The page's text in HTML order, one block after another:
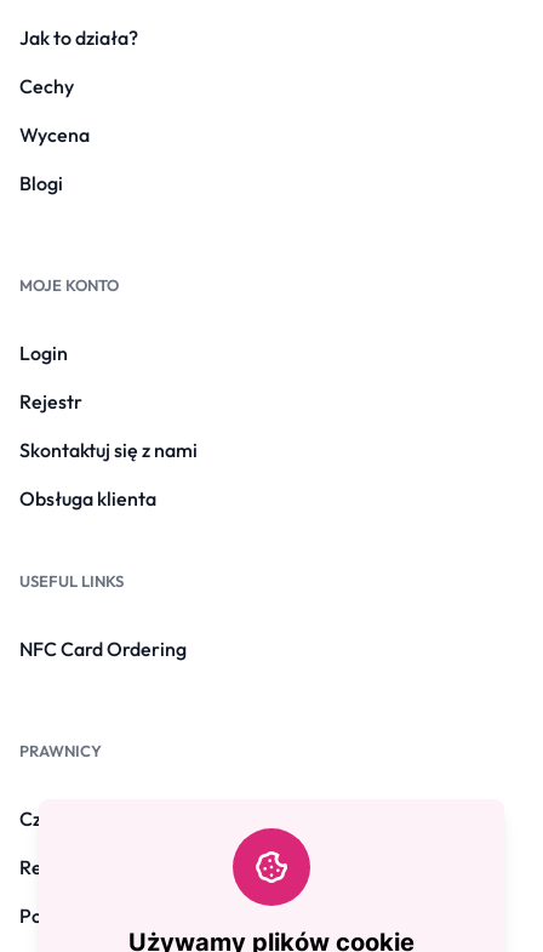
Używamy plików cookie
Jak to działa?
Cechy
Wycena
Blogi
MOJE KONTO
Login
Rejestr
Skontaktuj się z nami
Obsługa klienta
USEFUL LINKS
NFC Card Ordering
PRAWNICY
Często zadawane pytania
Regulamin
Polityka prywatności